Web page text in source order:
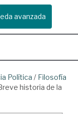
avanzada
Política / Filosofía
historia de la